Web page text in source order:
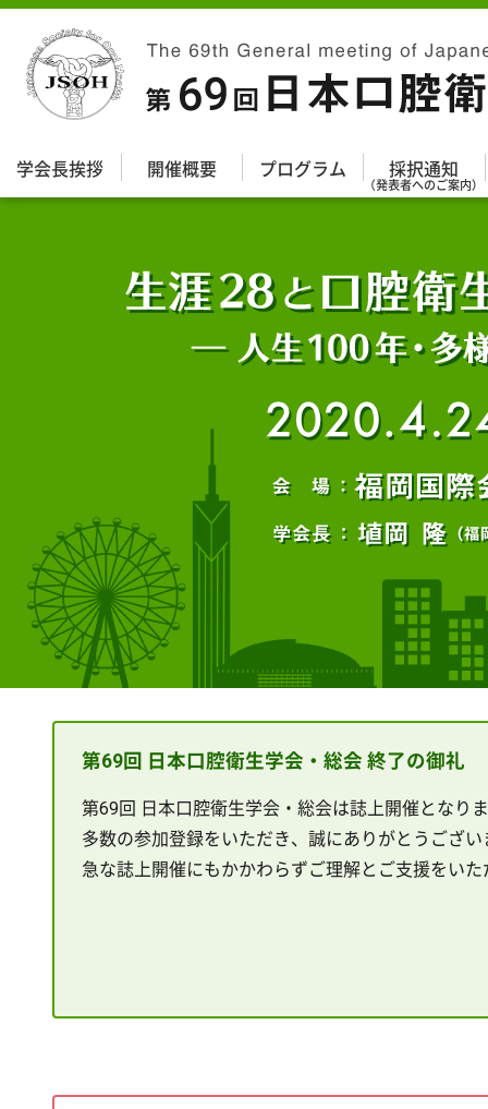
学会長挨拶 開催概要 プログラム 採択通知
（発表者へのご案内）
第69回 日本口腔衛生学会・総会 終了の御礼
第69回 日本口腔衛生学会・総会は誌上開催となり
多数の参加登録をいただき、誠にありがとうござい
急な誌上開催にもかかわらずご理解とご支援をい